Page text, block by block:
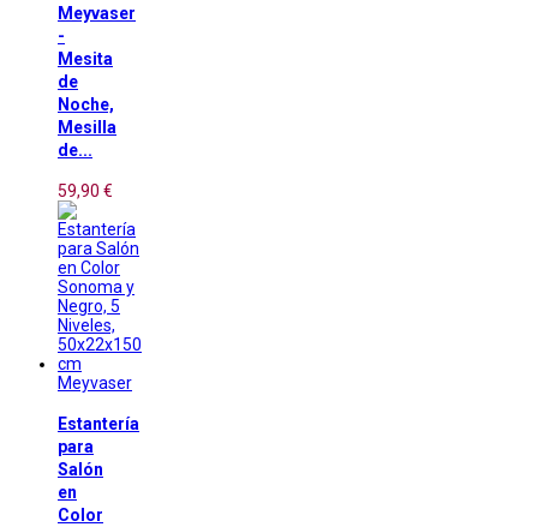
Meyvaser
-
Mesita
de
Noche,
Mesilla
de...
59,90 €
Meyvaser
Estantería
para
Salón
en
Color